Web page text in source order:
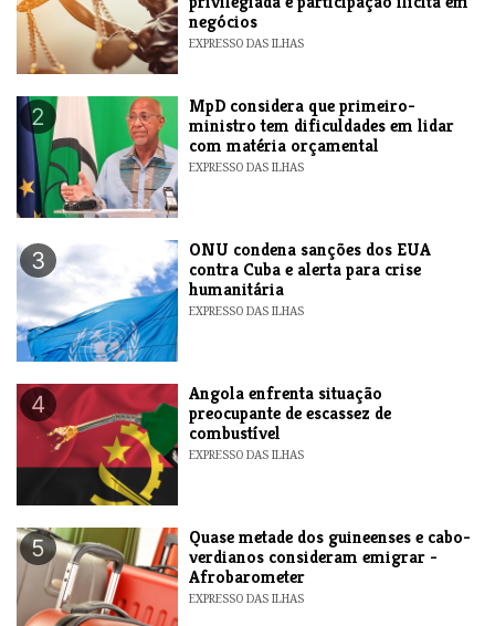
negócios
EXPRESSO DAS ILHAS
2
MpD considera que primeiro-
ministro tem dificuldades em lidar
com matéria orçamental
EXPRESSO DAS ILHAS
3
ONU condena sanções dos EUA
contra Cuba e alerta para crise
humanitária
EXPRESSO DAS ILHAS
4
Angola enfrenta situação
preocupante de escassez de
combustível
EXPRESSO DAS ILHAS
5
Quase metade dos guineenses e cabo-
verdianos consideram emigrar -
Afrobarometer
EXPRESSO DAS ILHAS